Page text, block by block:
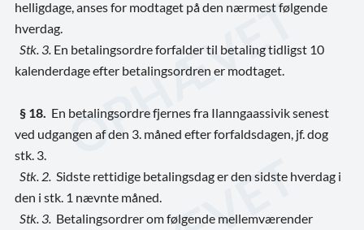
helligdage, anses for modtaget på den nærmest følgende
hverdag.
Stk. 3. En betalingsordre forfalder til betaling tidligst 10
kalenderdage efter betalingsordren er modtaget.
§ 18. En betalingsordre fjernes fra Ilanngaassivik senest
ved udgangen af den 3. måned efter forfaldsdagen, jf. dog
stk. 3.
Stk. 2. Sidste rettidige betalingsdag er den sidste hverdag i
den i stk. 1 nævnte måned.
Stk. 3. Betalingsordrer om følgende mellemværender